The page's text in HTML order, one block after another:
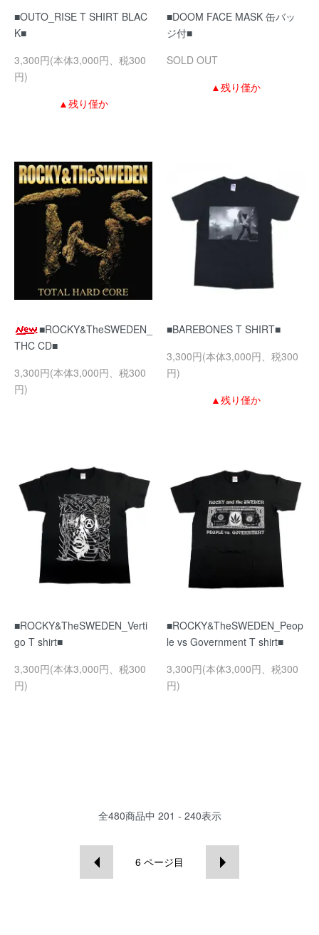
■OUTO_RISE T SHIRT BLAC
K■
3,300円(本体3,000円、税300
円)
▲残り僅か
■DOOM FACE MASK 缶バッ
ジ付■
SOLD OUT
▲残り僅か
■ROCKY&TheSWEDEN_
THC CD■
3,300円(本体3,000円、税300
円)
■BAREBONES T SHIRT■
3,300円(本体3,000円、税300
円)
▲残り僅か
■ROCKY&TheSWEDEN_Verti
go T shirt■
3,300円(本体3,000円、税300
円)
■ROCKY&TheSWEDEN_Peop
le vs Government T shirt■
3,300円(本体3,000円、税300
円)
全480商品中 201 - 240表示
6 ページ目